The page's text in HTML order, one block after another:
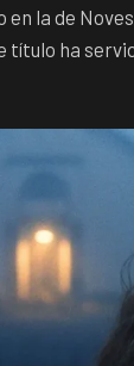
la de
título ha